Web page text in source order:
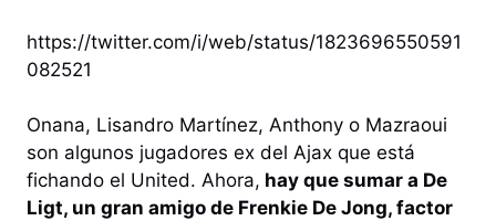
https://twitter.com/i/web/status/1823696550591
082521
Onana, Lisandro Martínez, Anthony o Mazraoui
son algunos jugadores ex del Ajax que está
fichando el United. Ahora, hay que sumar a De
Ligt, un gran amigo de Frenkie De Jong, factor